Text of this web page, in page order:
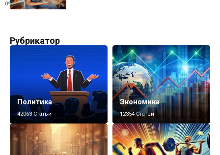
09.08.2024
Рубрикатор
Политика
42063 Статьи
Экономика
12354 Статьи